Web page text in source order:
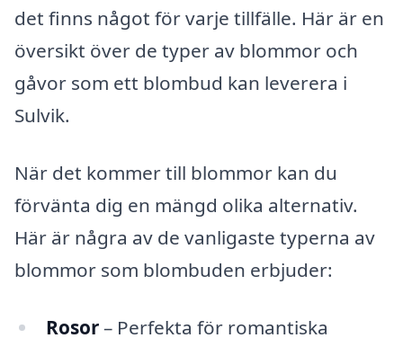
det finns något för varje tillfälle. Här är en
översikt över de typer av blommor och
gåvor som ett blombud kan leverera i
Sulvik.
När det kommer till blommor kan du
förvänta dig en mängd olika alternativ.
Här är några av de vanligaste typerna av
blommor som blombuden erbjuder:
Rosor– Perfekta för romantiska